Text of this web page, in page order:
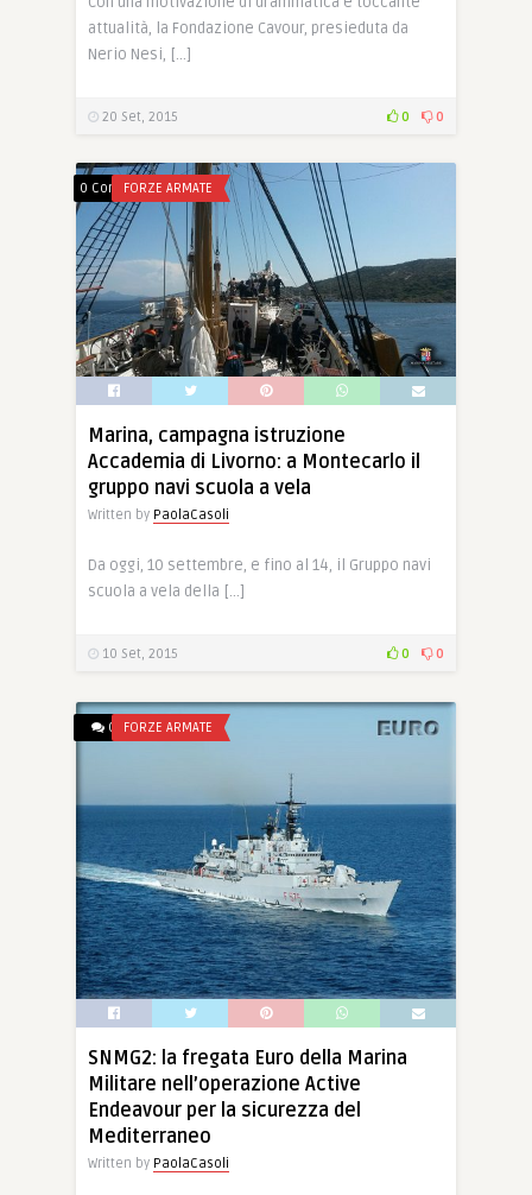
attualità, la Fondazione Cavour, presieduta da
Nerio Nesi, […]
20 Set, 2015 0 0
0 CommentsFORZE ARMATE
Marina, campagna istruzione
Accademia di Livorno: a Montecarlo il
gruppo navi scuola a vela
Written by PaolaCasoli
Da oggi, 10 settembre, e fino al 14, il Gruppo navi
scuola a vela della […]
10 Set, 2015 0 0
0 FORZE ARMATE
SNMG2: la fregata Euro della Marina
Militare nell’operazione Active
Endeavour per la sicurezza del
Mediterraneo
Written by PaolaCasoli